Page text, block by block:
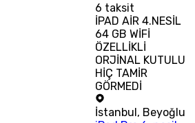
6 taksit
İPAD AİR 4.NESİL
64 GB WİFİ
ÖZELLİKLİ
ORJİNAL KUTULU
HİÇ TAMİR
GÖRMEDİ
İstanbul, Beyoğlu